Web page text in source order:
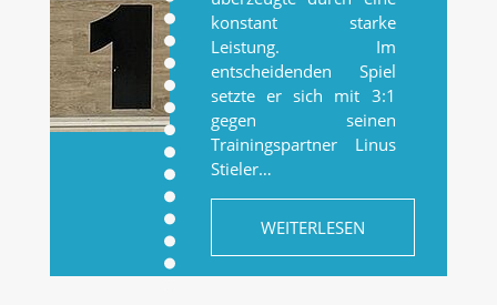
konstant starke
Leistung. Im
entscheidenden Spiel
setzte er sich mit 3:1
gegen seinen
Trainingspartner Linus
Stieler…
WEITERLESEN